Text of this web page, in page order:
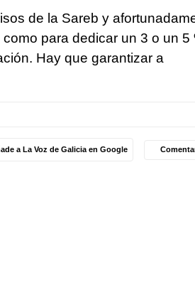
de la Sareb y
para dedicar un 3 o un 5
Hay que garantizar a
a La Voz de Galicia en Google